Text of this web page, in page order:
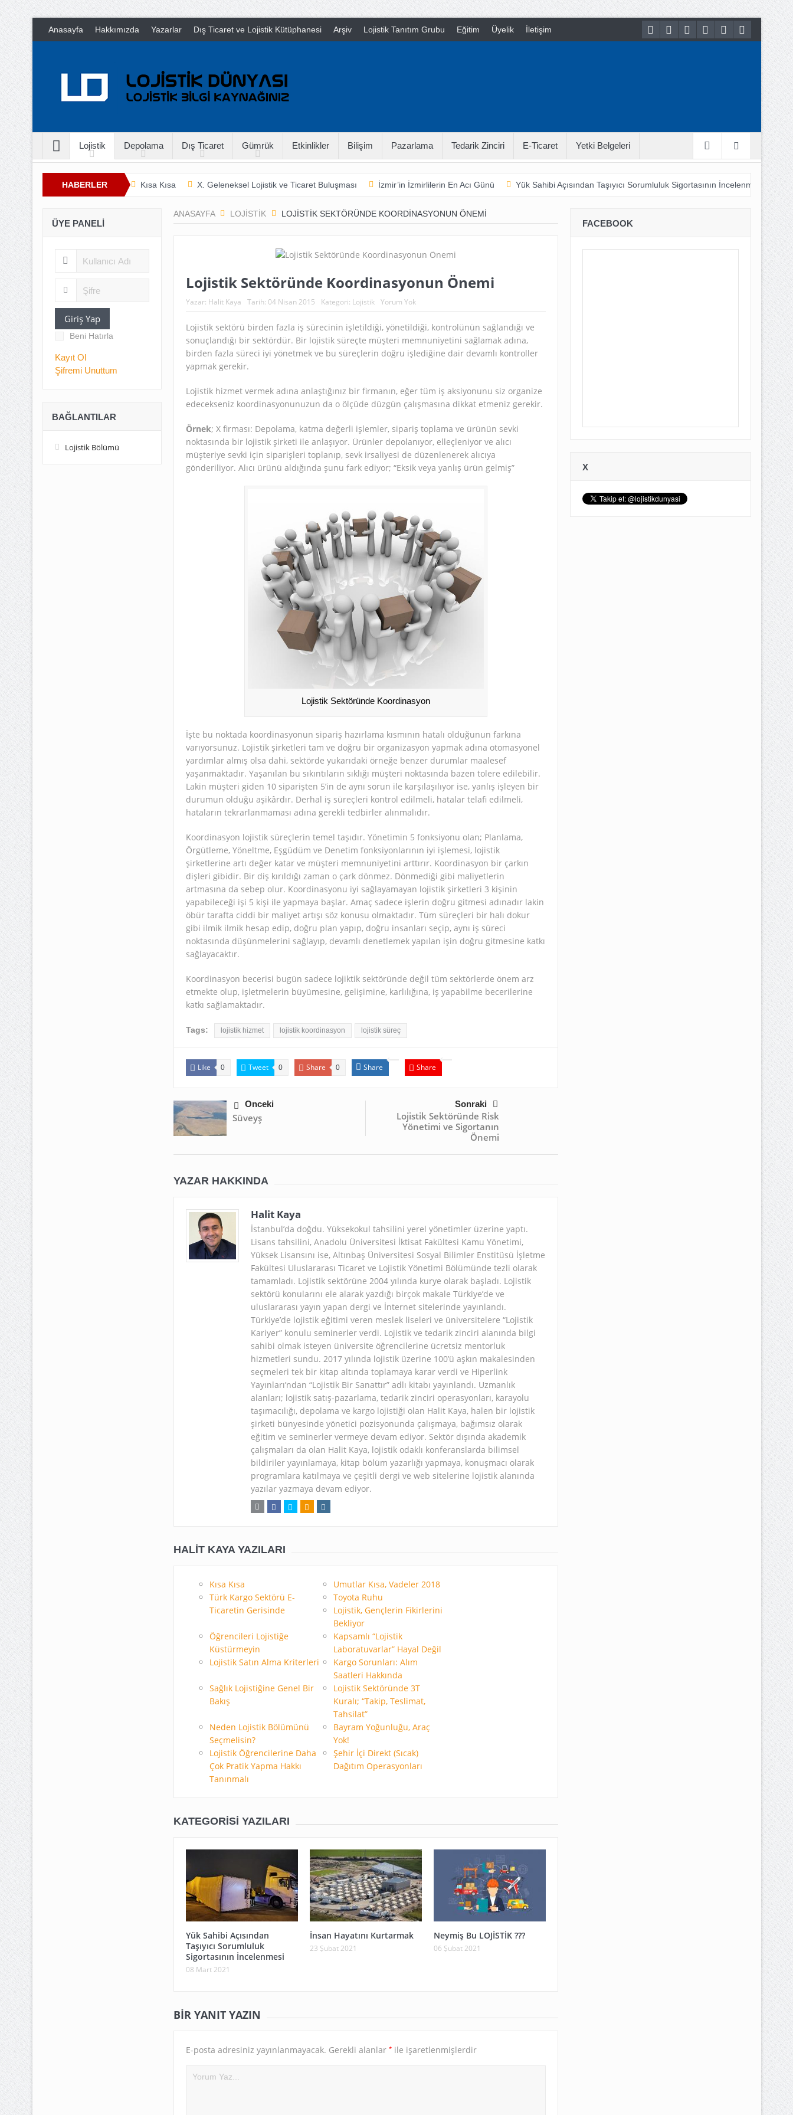
Anasayfa Hakkımızda Yazarlar Dış Ticaret ve Lojistik Kütüphanesi Arşiv Lojistik Tanıtım Grubu Eğitim Üyelik İletişim
Lojistik Depolama Dış Ticaret Gümrük Etkinlikler Bilişim Pazarlama Tedarik Zinciri E-Ticaret Yetki Belgeleri
HABERLER Kısa Kısa X. Geleneksel Lojistik ve Ticaret Buluşması İzmir’in İzmirlilerin En Acı Günü Yük Sahibi Açısından Taşıyıcı Sorumluluk Sigortasının İncelenmesi
16th International Supply Chain Camp Şehir Lojistiği 21. Yüzyıl Hayatına Nasıl
ANASAYFA LOJISTIK LOJISTIK SEKTÖRÜNDE KOORDINASYONUN ÖNEMI
Lojistik Sektöründe Koordinasyonun Önemi
Yazar: Halit Kaya Tarih: 04 Nisan 2015 Kategori: Lojistik Yorum Yok
Lojistik sektörü birden fazla iş sürecinin işletildiği, yönetildiği, kontrolünün sağlandığı ve
sonuçlandığı bir sektördür. Bir lojistik süreçte müşteri memnuniyetini sağlamak adına,
birden fazla süreci iyi yönetmek ve bu süreçlerin doğru işlediğine dair devamlı kontroller
yapmak gerekir.
Lojistik hizmet vermek adına anlaştığınız bir firmanın, eğer tüm iş aksiyonunu siz organize
edecekseniz koordinasyonunuzun da o ölçüde düzgün çalışmasına dikkat etmeniz gerekir.
Örnek; X firması: Depolama, katma değerli işlemler, sipariş toplama ve ürünün sevki
noktasında bir lojistik şirketi ile anlaşıyor. Ürünler depolanıyor, elleçleniyor ve alıcı
müşteriye sevki için siparişleri toplanıp, sevk irsaliyesi de düzenlenerek alıcıya
gönderiliyor. Alıcı ürünü aldığında şunu fark ediyor; “Eksik veya yanlış ürün gelmiş”
Lojistik Sektöründe Koordinasyon
İşte bu noktada koordinasyonun sipariş hazırlama kısmının hatalı olduğunun farkına
varıyorsunuz. Lojistik şirketleri tam ve doğru bir organizasyon yapmak adına otomasyonel
yardımlar almış olsa dahi, sektörde yukarıdaki örneğe benzer durumlar maalesef
yaşanmaktadır. Yaşanılan bu sıkıntıların sıklığı müşteri noktasında bazen tolere edilebilir.
Lakin müşteri giden 10 siparişten 5’in de aynı sorun ile karşılaşılıyor ise, yanlış işleyen bir
durumun olduğu aşikârdır. Derhal iş süreçleri kontrol edilmeli, hatalar telafi edilmeli,
hataların tekrarlanmaması adına gerekli tedbirler alınmalıdır.
Koordinasyon lojistik süreçlerin temel taşıdır. Yönetimin 5 fonksiyonu olan; Planlama,
Örgütleme, Yöneltme, Eşgüdüm ve Denetim fonksiyonlarının iyi işlemesi, lojistik
şirketlerine artı değer katar ve müşteri memnuniyetini arttırır. Koordinasyon bir çarkın
dişleri gibidir. Bir diş kırıldığı zaman o çark dönmez. Dönmediği gibi maliyetlerin
artmasına da sebep olur. Koordinasyonu iyi sağlayamayan lojistik şirketleri 3 kişinin
yapabileceği işi 5 kişi ile yapmaya başlar. Amaç sadece işlerin doğru gitmesi adınadır lakin
öbür tarafta ciddi bir maliyet artışı söz konusu olmaktadır. Tüm süreçleri bir halı dokur
gibi ilmik ilmik hesap edip, doğru plan yapıp, doğru insanları seçip, aynı iş süreci
noktasında düşünmelerini sağlayıp, devamlı denetlemek yapılan işin doğru gitmesine katkı
sağlayacaktır.
Koordinasyon becerisi bugün sadece lojiktik sektöründe değil tüm sektörlerde önem arz
etmekte olup, işletmelerin büyümesine, gelişimine, karlılığına, iş yapabilme becerilerine
katkı sağlamaktadır.
Tags: lojistik hizmet lojistik koordinasyon lojistik süreç
Like 0 Tweet 0 Share 0 Share Share
Önceki
Süveyş
Sonraki
Lojistik Sektöründe Risk
Yönetimi ve Sigortanın
Önemi
YAZAR HAKKINDA
Halit Kaya
İstanbul’da doğdu. Yüksekokul tahsilini yerel yönetimler üzerine yaptı.
Lisans tahsilini, Anadolu Üniversitesi İktisat Fakültesi Kamu Yönetimi,
Yüksek Lisansını ise, Altınbaş Üniversitesi Sosyal Bilimler Enstitüsü İşletme
Fakültesi Uluslararası Ticaret ve Lojistik Yönetimi Bölümünde tezli olarak
tamamladı. Lojistik sektörüne 2004 yılında kurye olarak başladı. Lojistik
sektörü konularını ele alarak yazdığı birçok makale Türkiye’de ve
uluslararası yayın yapan dergi ve İnternet sitelerinde yayınlandı.
Türkiye’de lojistik eğitimi veren meslek liseleri ve üniversitelere “Lojistik
Kariyer” konulu seminerler verdi. Lojistik ve tedarik zinciri alanında bilgi
sahibi olmak isteyen üniversite öğrencilerine ücretsiz mentorluk
hizmetleri sundu. 2017 yılında lojistik üzerine 100’ü aşkın makalesinden
seçmeleri tek bir kitap altında toplamaya karar verdi ve Hiperlink
Yayınları’ndan “Lojistik Bir Sanattır” adlı kitabı yayınlandı. Uzmanlık
alanları; lojistik satış-pazarlama, tedarik zinciri operasyonları, karayolu
taşımacılığı, depolama ve kargo lojistiği olan Halit Kaya, halen bir lojistik
şirketi bünyesinde yönetici pozisyonunda çalışmaya, bağımsız olarak
eğitim ve seminerler vermeye devam ediyor. Sektör dışında akademik
çalışmaları da olan Halit Kaya, lojistik odaklı konferanslarda bilimsel
bildiriler yayınlamaya, kitap bölüm yazarlığı yapmaya, konuşmacı olarak
programlara katılmaya ve çeşitli dergi ve web sitelerine lojistik alanında
yazılar yazmaya devam ediyor.
HALIT KAYA YAZILARI
Kısa Kısa
Umutlar Kısa, Vadeler 2018
Türk Kargo Sektörü E-
Ticaretin Gerisinde
Toyota Ruhu
Lojistik, Gençlerin Fikirlerini
Bekliyor
Öğrencileri Lojistiğe
Küstürmeyin
Kapsamlı “Lojistik
Laboratuvarlar” Hayal Değil
Lojistik Satın Alma Kriterleri
Kargo Sorunları: Alım
Saatleri Hakkında
Sağlık Lojistiğine Genel Bir
Bakış
Lojistik Sektöründe 3T
Kuralı; “Takip, Teslimat,
Tahsilat”
Neden Lojistik Bölümünü
Seçmelisin?
Bayram Yoğunluğu, Araç
Yok!
Lojistik Öğrencilerine Daha
Çok Pratik Yapma Hakkı
Tanınmalı
Şehir İçi Direkt (Sıcak)
Dağıtım Operasyonları
KATEGORISI YAZILARI
Yük Sahibi Açısından
Taşıyıcı Sorumluluk
Sigortasının İncelenmesi
08 Mart 2021
İnsan Hayatını Kurtarmak
23 Şubat 2021
Neymiş Bu LOJİSTİK ???
06 Şubat 2021
BIR YANIT YAZIN
E-posta adresiniz yayınlanmayacak. Gerekli alanlar *ile işaretlenmişlerdir
ÜYE PANELI
Giriş Yap
Beni Hatırla
Kayıt Ol
Şifremi Unuttum
BAĞLANTILAR
Lojistik Bölümü
FACEBOOK
X